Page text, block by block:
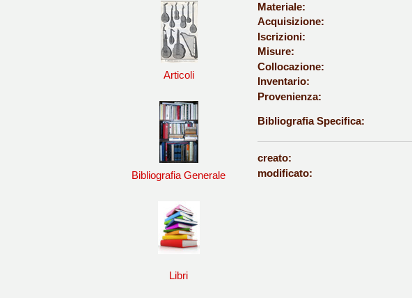
Articoli
Bibliografia Generale
Libri
Materiale:
Acquisizione:
Iscrizioni:
Misure:
Collocazione:
Inventario:
Provenienza:
Bibliografia Specifica:
creato:
modificato: